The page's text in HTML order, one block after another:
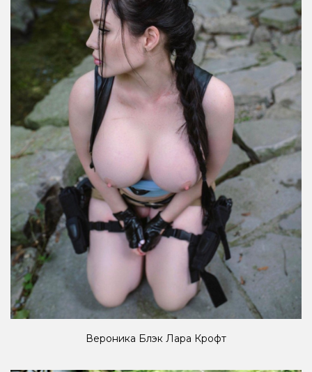
Вероника Блэк Лара Крофт